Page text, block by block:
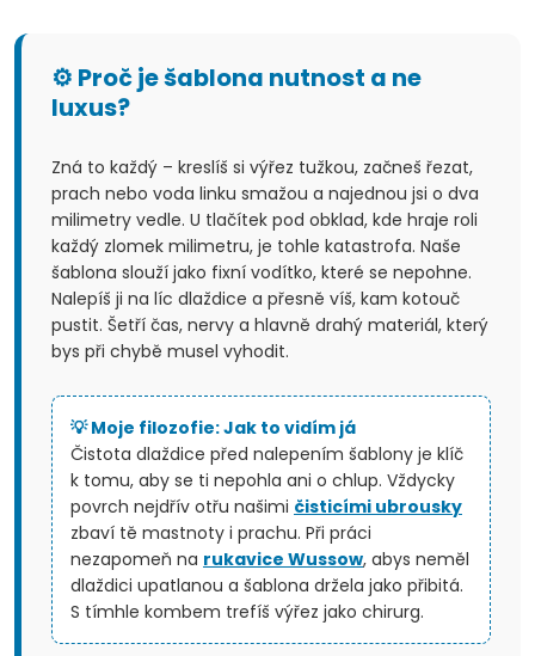
⚙️ Proč je šablona nutnost a ne
luxus?
Zná to každý – kreslíš si výřez tužkou, začneš řezat,
prach nebo voda linku smažou a najednou jsi o dva
milimetry vedle. U tlačítek pod obklad, kde hraje roli
každý zlomek milimetru, je tohle katastrofa. Naše
šablona slouží jako fixní vodítko, které se nepohne.
Nalepíš ji na líc dlaždice a přesně víš, kam kotouč
pustit. Šetří čas, nervy a hlavně drahý materiál, který
bys při chybě musel vyhodit.
💡 Moje filozofie: Jak to vidím já
Čistota dlaždice před nalepením šablony je klíč
k tomu, aby se ti nepohla ani o chlup. Vždycky
povrch nejdřív otřu našimi čisticími ubrousky
zbaví tě mastnoty i prachu. Při práci
nezapomeň na rukavice Wussow, abys neměl
dlaždici upatlanou a šablona držela jako přibitá.
S tímhle kombem trefíš výřez jako chirurg.